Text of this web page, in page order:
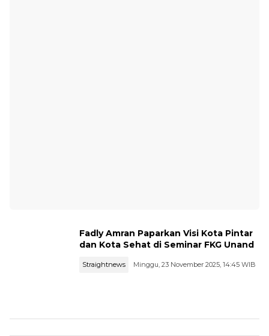
Fadly Amran Paparkan Visi Kota Pintar
dan Kota Sehat di Seminar FKG Unand
Straightnews Minggu, 23 November 2025, 14:45 WIB